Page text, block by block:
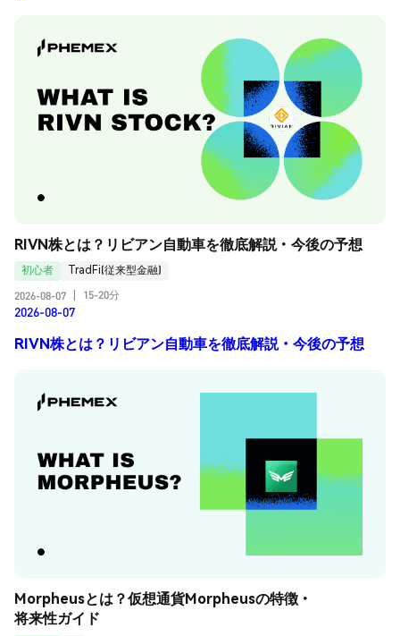
RIVN株とは？リビアン自動車を徹底解説・今後の予想
初心者
TradFi(従来型金融)
2026-08-07
15-20分
2026-08-07
RIVN株とは？リビアン自動車を徹底解説・今後の予想
Morpheusとは？仮想通貨Morpheusの特徴・
将来性ガイド